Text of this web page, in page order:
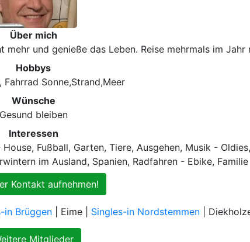
Über mich
und genieße das Leben. Reise mehrmals im Jahr
Hobbys
Fahrrad Sonne,Strand,Meer
Wünsche
Gesund bleiben
Interessen
Fußball, Garten, Tiere, Ausgehen, Musik -
im Ausland, Spanien, Radfahren - Ebike, Familie
Kontakt aufnehmen!
in Brüggen| Eime | Singles-in Nordstemmen|
Mitglieder